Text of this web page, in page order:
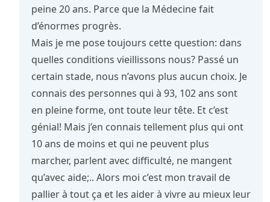
peine 20 ans. Parce que la Médecine fait
d’énormes progrès.
Mais je me pose toujours cette question: dans
quelles conditions vieillissons nous? Passé un
certain stade, nous n’avons plus aucun choix. Je
connais des personnes qui à 93, 102 ans sont
en pleine forme, ont toute leur tête. Et c’est
génial! Mais j’en connais tellement plus qui ont
10 ans de moins et qui ne peuvent plus
marcher, parlent avec difficulté, ne mangent
qu’avec aide;.. Alors moi c’est mon travail de
pallier à tout ça et les aider à vivre au mieux leur